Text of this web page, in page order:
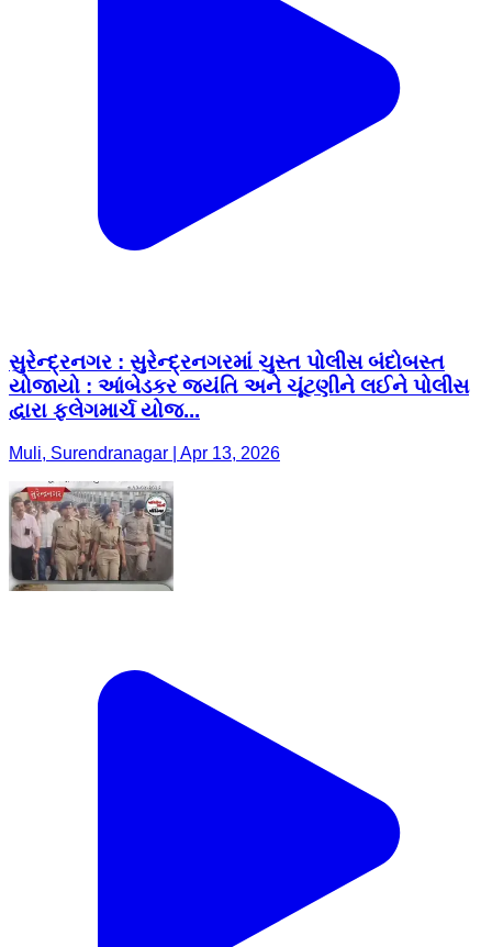
સુરેન્દ્રનગર : સુરેન્દ્રનગરમાં ચુસ્ત પોલીસ બંદોબસ્ત
યોજાયો : આંબેડકર જયંતિ અને ચૂંટણીને લઈને પોલીસ
દ્વારા ફ્લેગમાર્ચ યોજ...
Muli, Surendranagar | Apr 13, 2026